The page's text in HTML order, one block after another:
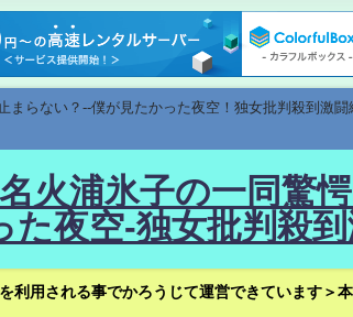
らない？--僕が見たかった夜空！独女批判殺到激
火浦氷子の一同驚
夜空-独女批判殺
用される事でかろうじて運営できています＞